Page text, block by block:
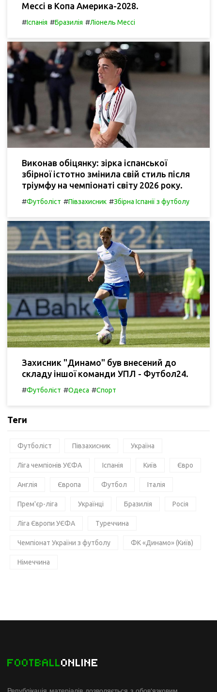
Мессі в Копа Америка-2028.
#Іспанія #Бразилія #Ліонель Мессі
Виконав обіцянку: зірка іспанської
збірної істотно змінила свій стиль після
тріумфу на чемпіонаті світу 2026 року.
#Футболіст #Півзахисник #Збірна Іспанії з футболу
Захисник "Динамо" був внесений до
складу іншої команди УПЛ - Футбол24.
#Футболіст #Одеса #Спорт
Теги
Футболіст Півзахисник Україна
Ліга чемпіонів УЄФА Іспанія Київ Євро
Англія Європа Футбол Італія
Прем'єр-ліга Українці Бразилія Росія
Ліга Європи УЄФА Туреччина
Чемпіонат України з футболу ФК «Динамо» (Київ)
Німеччина
FOOTBALLONLINE
Републікація матеріалів дозволяється з обов'язковим